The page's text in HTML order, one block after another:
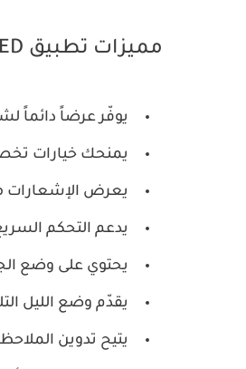
مميزات تطبيق Always On AMOLED
يوفّر عرضاً دائماً
يمنحك خيارات
يعرض الإشعارات
يدعم التحكم
يحتوي على وضع
يقدّم وضع الليل
يتيح تدوين